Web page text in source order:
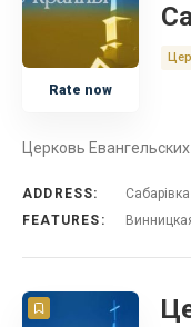
Rate now
Церковь
ADDRESS:
Сабарівка
FEATURES: